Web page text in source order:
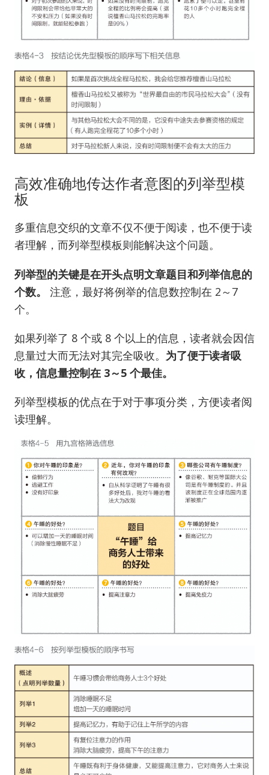
高效准确地传达作者意图的列举型模
板
多重信息交织的文章不仅不便于阅读，也不便于读
者理解，而列举型模板则能解决这个问题。
列举型的关键是在开头点明文章题目和列举信息的
个数。
注意，最好将例举的信息数控制在 2～7
个。
如果列举了 8 个或 8 个以上的信息，读者就会因信
息量过大而无法对其完全吸收。 为了便于读者吸
收，信息量控制在 3～5 个最佳。
列举型模板的优点在于对于事项分类，方便读者阅
读理解。